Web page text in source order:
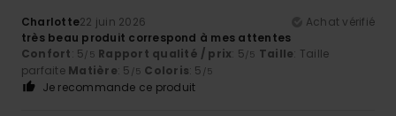
Charlotte22 juin 2026
Achat vérifié
très beau produit correspond à mes attentes
Confort: 5 /5 Rapport qualité / prix: 5 /5 Taille: Taille
parfaite Matière: 5 /5 Coloris: 5 /5
Je recommande ce produit